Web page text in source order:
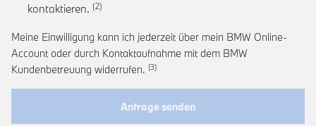
kontaktieren. Link zur Fußnote: Einwilligung zur
Meine Einwilligung kann ich jederzeit über mein BMW Online-
Account oder durch Kontaktaufnahme mit dem BMW
Kundenbetreuung widerrufen. Link zur Fußnote: Widerruf der
Anfrage senden